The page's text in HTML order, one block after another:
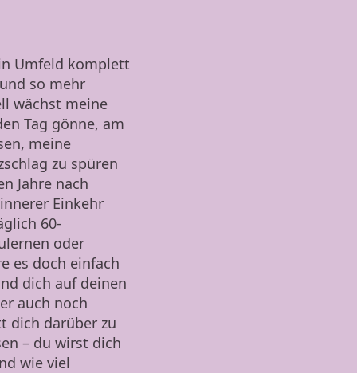
Umfeld komplett
so mehr
wächst meine
Tag gönne, am
meine
zu spüren
Jahre nach
Einkehr
60-
oder
es doch einfach
dich auf deinen
auch noch
dich darüber zu
– du wirst dich
wie viel